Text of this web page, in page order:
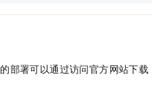
的部署可以通过访问官方网站下载